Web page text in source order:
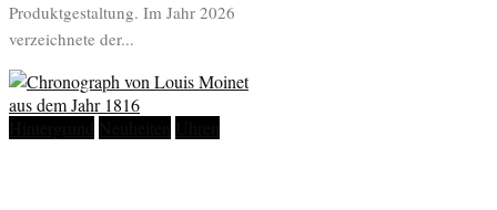
Produktgestaltung. Im Jahr 2026
verzeichnete der...